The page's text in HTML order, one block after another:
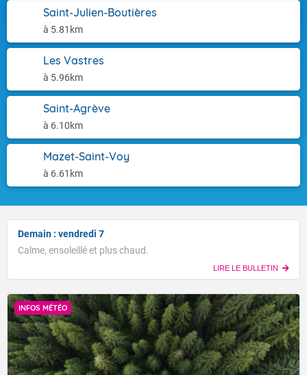
Saint-Julien-Boutières
à 5.81km
Les Vastres
à 5.96km
Saint-Agrève
à 6.10km
Mazet-Saint-Voy
à 6.61km
Demain : vendredi 7
Calme, ensoleillé et plus chaud.
LIRE LE BULLETIN
INFOS MÉTÉO